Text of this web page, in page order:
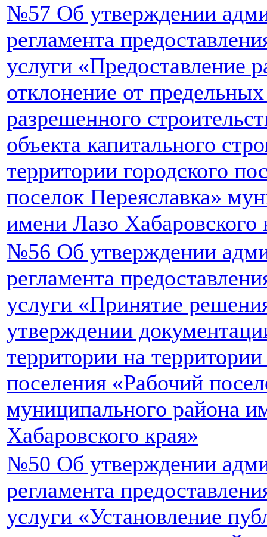
№57 Об утверждении
регламента
услуги «Предоставление
отклонение от
разрешенного
объекта капитального
территории городского
поселок Переяславка»
имени Лазо Хабаровского
№56 Об утверждении
регламента
услуги «Принятие
утверждении
территории на территории
поселения «Рабочий
муниципального района
Хабаровского края»
№50 Об утверждении
регламента
услуги «Установление